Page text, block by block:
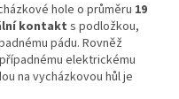
hole o průměru 19
kontakt s podložkou,
pádu. Rovněž
elektrickému
na vycházkovou hůl je